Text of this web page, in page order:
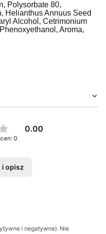
Polysorbate 80,
Helianthus Annuus Seed
Alcohol, Cetrimonium
Aroma,
0.00
0
i opisz
i negatywne). Nie